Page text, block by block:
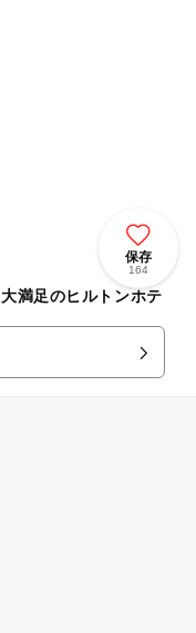
保存
164
満足のヒルトンホテ